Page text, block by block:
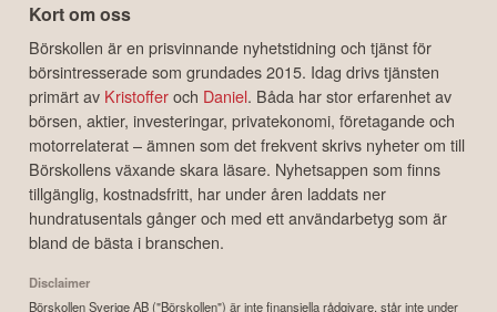
Kort om oss
Börskollen är en prisvinnande nyhetstidning och tjänst för
börsintresserade som grundades 2015. Idag drivs tjänsten
primärt av Kristofferoch Daniel. Båda har stor erfarenhet av
börsen, aktier, investeringar, privatekonomi, företagande och
motorrelaterat – ämnen som det frekvent skrivs nyheter om till
Börskollens växande skara läsare. Nyhetsappen som finns
tillgänglig, kostnadsfritt, har under åren laddats ner
hundratusentals gånger och med ett användarbetyg som är
bland de bästa i branschen.
Disclaimer
Börskollen Sverige AB ("Börskollen") är inte finansiella rådgivare, står inte under